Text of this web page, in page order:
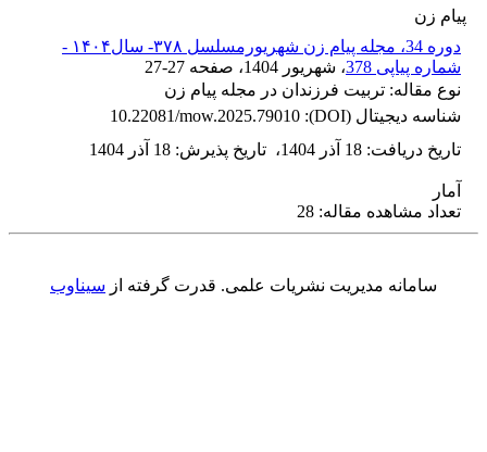
پیام زن
دوره 34، مجله پیام زن شهریورمسلسل ۳۷۸- سال۱۴۰۴ -
شماره پیاپی 378
، شهریور 1404 ، صفحه 27-27
نوع مقاله: تربیت فرزندان در مجله پیام زن
شناسه دیجیتال (DOI):
10.22081/mow.2025.79010
تاریخ دریافت: 18 آذر 1404 ، تاریخ پذیرش: 18 آذر 1404
آمار
تعداد مشاهده مقاله: 28
سامانه مدیریت نشریات علمی. قدرت گرفته از سیناوب